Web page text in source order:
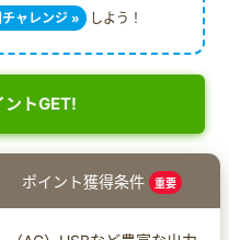
ャレンジ » しよう！
トGET!
ポイント獲得条件 重要